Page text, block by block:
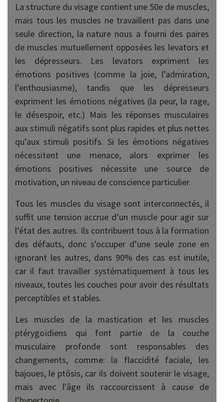
La structure du visage contient une 50e de muscles,
mais tous les muscles ne travaillent pas dans une
seule direction, la nature nous a fourni des paires
de muscles mutuellement opposées les levators et
les dépresseurs. Les levators expriment les
émotions positives (comme la joie, l’admiration,
l’enthousiasme), tandis que les dépresseurs
expriment les émotions négatives (la peur, la rage,
le désespoir, etc.) Mais les réponses musculaires
aux stimuli négatifs sont plus rapides et plus nettes
qu’aux stimuli positifs. Si les émotions négatives
nécessitent une menace, alors exprimer les
émotions positives nécessite une source de
motivation, un niveau de conscience particulier.
Tous les muscles du visage sont interconnectés, il
suffit une tension accrue d’un muscle pour agir sur
l’état des autres. Ils contribuent tous à la formation
des défauts, donc s'occuper d’une seule zone en
ignorant les autres, dans 90% des cas est inutile,
car il faut travailler systématiquement à tous les
niveaux, toutes les couches pour avoir des résultats
perceptibles et stables.
Les muscles de la mastication et les muscles
ptérygoïdiens qui font partie de la couche
musculaire profonde sont responsables des
changements, comme: la flaccidité faciale, les
bajoues, le ptôsis, car ils doivent soutenir le visage,
mais avec l'âge ils raccourcissent à cause de